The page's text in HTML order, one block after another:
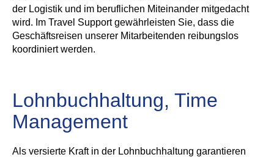
der Logistik und im beruflichen Miteinander mitgedacht
wird. Im Travel Support gewährleisten Sie, dass die
Geschäftsreisen unserer Mitarbeitenden reibungslos
koordiniert werden.
Lohnbuchhaltung, Time
Management
Als versierte Kraft in der Lohnbuchhaltung garantieren